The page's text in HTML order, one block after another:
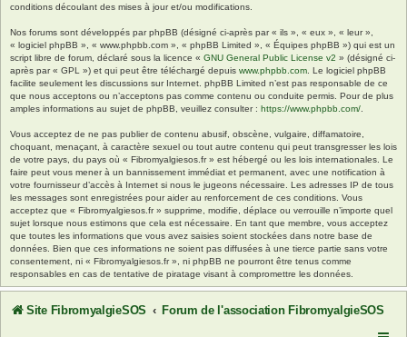
conditions découlant des mises à jour et/ou modifications.
Nos forums sont développés par phpBB (désigné ci-après par « ils », « eux », « leur »,
« logiciel phpBB », « www.phpbb.com », « phpBB Limited », « Équipes phpBB ») qui est un
script libre de forum, déclaré sous la licence « GNU General Public License v2 » (désigné ci-
après par « GPL ») et qui peut être téléchargé depuis www.phpbb.com . Le logiciel phpBB
facilite seulement les discussions sur Internet. phpBB Limited n’est pas responsable de ce
que nous acceptons ou n’acceptons pas comme contenu ou conduite permis. Pour de plus
amples informations au sujet de phpBB, veuillez consulter : https://www.phpbb.com/
Vous acceptez de ne pas publier de contenu abusif, obscène, vulgaire, diffamatoire,
choquant, menaçant, à caractère sexuel ou tout autre contenu qui peut transgresser les lois
de votre pays, du pays où « Fibromyalgiesos.fr » est hébergé ou les lois internationales. Le
faire peut vous mener à un bannissement immédiat et permanent, avec une notification à
votre fournisseur d’accès à Internet si nous le jugeons nécessaire. Les adresses IP de tous
les messages sont enregistrées pour aider au renforcement de ces conditions. Vous
acceptez que « Fibromyalgiesos.fr » supprime, modifie, déplace ou verrouille n’importe quel
sujet lorsque nous estimons que cela est nécessaire. En tant que membre, vous acceptez
que toutes les informations que vous avez saisies soient stockées dans notre base de
données. Bien que ces informations ne soient pas diffusées à une tierce partie sans votre
consentement, ni « Fibromyalgiesos.fr », ni phpBB ne pourront être tenus comme
responsables en cas de tentative de piratage visant à compromettre les données.
Site FibromyalgieSOS Forum de l'association FibromyalgieSOS